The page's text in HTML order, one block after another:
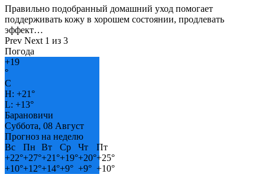
Правильно подобранный домашний уход помогает
поддерживать кожу в хорошем состоянии, продлевать
эффект…
Prev Next 1 из 3
Погода
+19
°
C
H: +21°
L: +13°
Барановичи
Суббота, 08 Август
Прогноз на неделю
Вс
Пн Вт Ср Чт
Пт
+22°+27°+21°+19°+20°+25°
+10°+12°+14°+9° +9° +10°